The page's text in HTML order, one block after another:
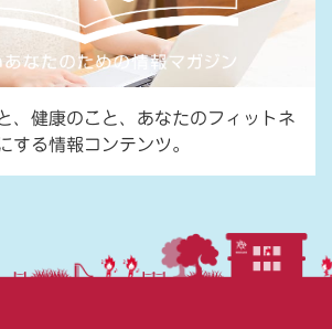
、健康のこと、あなたのフィットネ
する情報コンテンツ。